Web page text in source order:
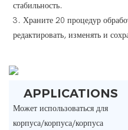
стабильность.
3. Храните 20 процедур
редактировать, изменять и
APPLICATIONS
Может использоваться для
корпуса/корпуса/корпуса